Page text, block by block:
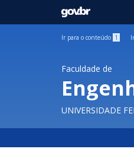
GOVBR
Ir para o conteúdo 1
Faculdade de
UNIVERSIDADE